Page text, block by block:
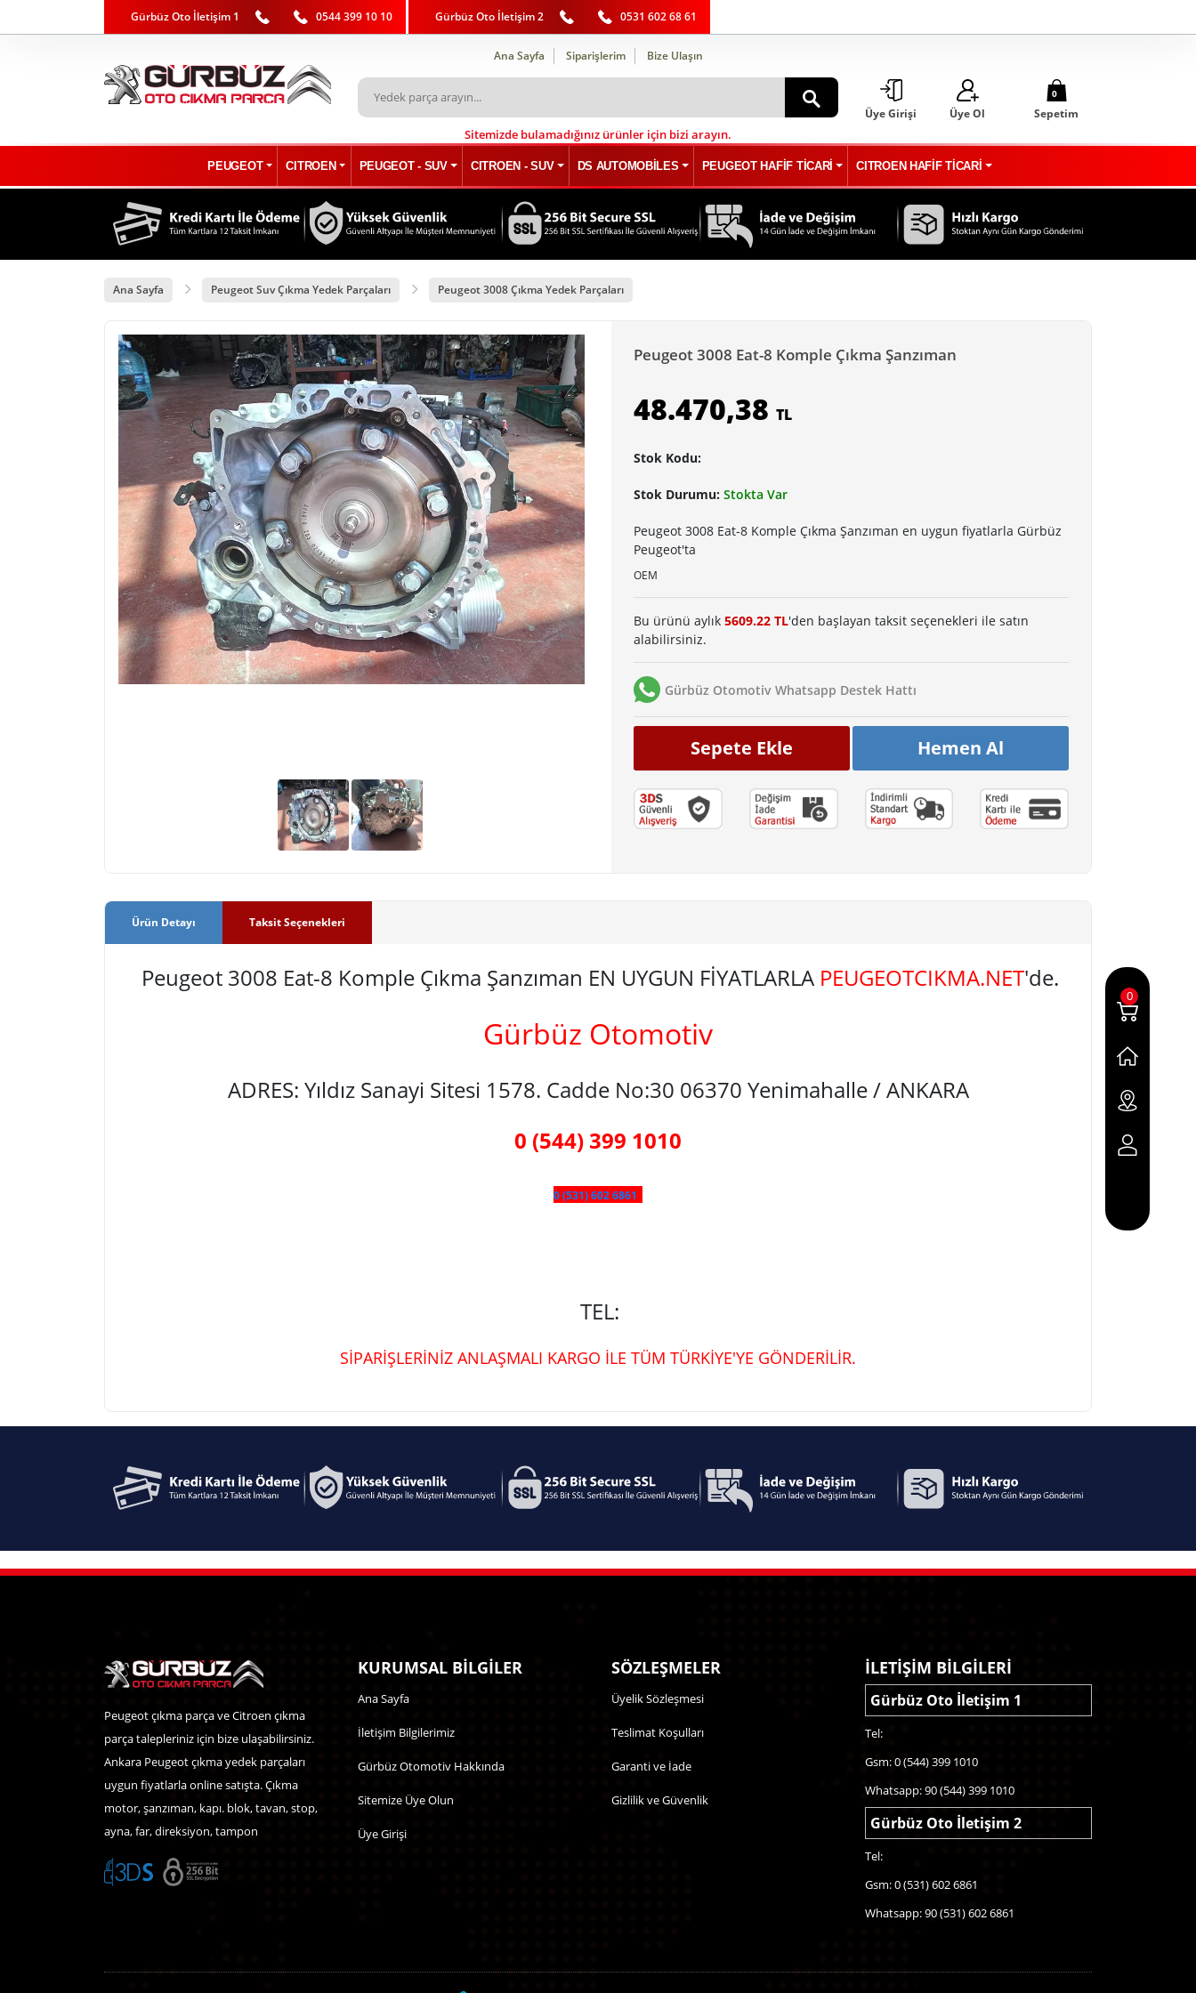
Gürbüz Oto İletişim 1 0544 399 10 10 Gürbüz Oto İletişim 2 0531 602 68 61
Ana Sayfa Siparişlerim Bize Ulaşın
Sitemizde bulamadığınız ürünler için bizi arayın.
Üye Girişi Üye Ol
0
Sepetim
PEUGEOT CITROEN PEUGEOT - SUV CITROEN - SUV DS AUTOMOBİLES PEUGEOT HAFİF TİCARİ CITROEN HAFİF TİCARİ
Ana Sayfa Peugeot Suv Çıkma Yedek Parçaları Peugeot 3008 Çıkma Yedek Parçaları
Peugeot 3008 Eat-8 Komple Çıkma Şanzıman
48.470,38 TL
Stok Kodu:
Stok Durumu: Stokta Var
Peugeot 3008 Eat-8 Komple Çıkma Şanzıman en uygun fiyatlarla Gürbüz
Peugeot'ta
OEM
Bu ürünü aylık 5609.22 TL'den başlayan taksit seçenekleri ile satın
alabilirsiniz.
Gürbüz Otomotiv Whatsapp Destek Hattı
Sepete Ekle Hemen Al
Ürün Detayı Taksit Seçenekleri
Peugeot 3008 Eat-8 Komple Çıkma Şanzıman EN UYGUN FİYATLARLA PEUGEOTCIKMA.NET'de.
Gürbüz Otomotiv
ADRES: Yıldız Sanayi Sitesi 1578. Cadde No:30 06370 Yenimahalle / ANKARA
0 (544) 399 1010
0 (531) 602 6861
TEL:
SİPARİŞLERİNİZ ANLAŞMALI KARGO İLE TÜM TÜRKİYE'YE GÖNDERİLİR.
0
Peugeot çıkma parça ve Citroen çıkma
parça talepleriniz için bize ulaşabilirsiniz.
Ankara Peugeot çıkma yedek parçaları
uygun fiyatlarla online satışta. Çıkma
motor, şanzıman, kapı. blok, tavan, stop,
ayna, far, direksiyon, tampon
KURUMSAL BİLGİLER
Ana Sayfa
İletişim Bilgilerimiz
Gürbüz Otomotiv Hakkında
Sitemize Üye Olun
Üye Girişi
SÖZLEŞMELER
Üyelik Sözleşmesi
Teslimat Koşulları
Garanti ve İade
Gizlilik ve Güvenlik
İLETİŞİM BİLGİLERİ
Gürbüz Oto İletişim 1
Tel:
Gsm: 0 (544) 399 1010
Whatsapp: 90 (544) 399 1010
Gürbüz Oto İletişim 2
Tel:
Gsm: 0 (531) 602 6861
Whatsapp: 90 (531) 602 6861